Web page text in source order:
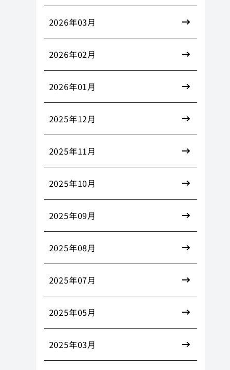
2026年03月
2026年02月
2026年01月
2025年12月
2025年11月
2025年10月
2025年09月
2025年08月
2025年07月
2025年05月
2025年03月